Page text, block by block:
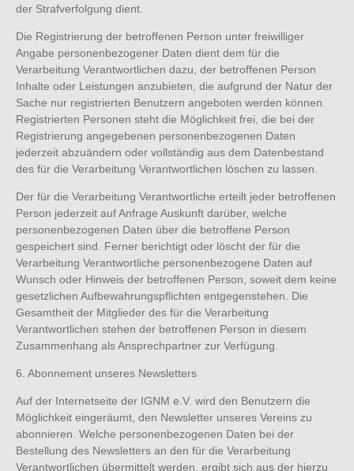
der Strafverfolgung dient.
Die Registrierung der betroffenen Person unter freiwilliger
Angabe personenbezogener Daten dient dem für die
Verarbeitung Verantwortlichen dazu, der betroffenen Person
Inhalte oder Leistungen anzubieten, die aufgrund der Natur der
Sache nur registrierten Benutzern angeboten werden können.
Registrierten Personen steht die Möglichkeit frei, die bei der
Registrierung angegebenen personenbezogenen Daten
jederzeit abzuändern oder vollständig aus dem Datenbestand
des für die Verarbeitung Verantwortlichen löschen zu lassen.
Der für die Verarbeitung Verantwortliche erteilt jeder betroffenen
Person jederzeit auf Anfrage Auskunft darüber, welche
personenbezogenen Daten über die betroffene Person
gespeichert sind. Ferner berichtigt oder löscht der für die
Verarbeitung Verantwortliche personenbezogene Daten auf
Wunsch oder Hinweis der betroffenen Person, soweit dem keine
gesetzlichen Aufbewahrungspflichten entgegenstehen. Die
Gesamtheit der Mitglieder des für die Verarbeitung
Verantwortlichen stehen der betroffenen Person in diesem
Zusammenhang als Ansprechpartner zur Verfügung.
6. Abonnement unseres Newsletters
Auf der Internetseite der IGNM e.V. wird den Benutzern die
Möglichkeit eingeräumt, den Newsletter unseres Vereins zu
abonnieren. Welche personenbezogenen Daten bei der
Bestellung des Newsletters an den für die Verarbeitung
Verantwortlichen übermittelt werden, ergibt sich aus der hierzu